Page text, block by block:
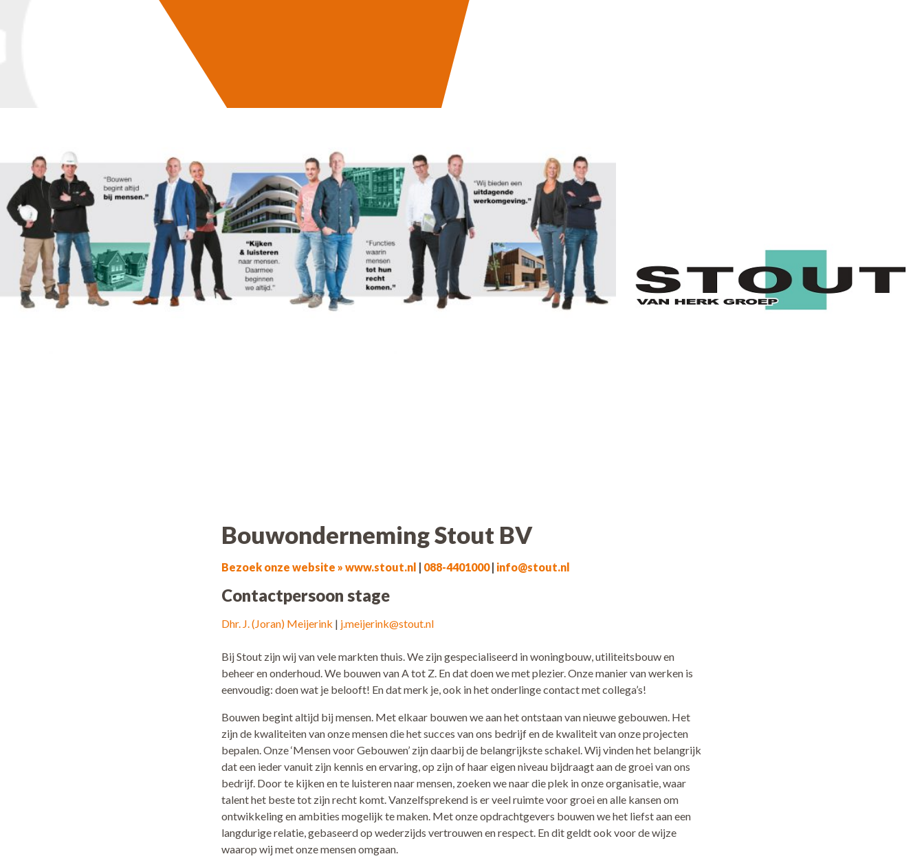
Bouwonderneming Stout BV
Bezoek onze website » www.stout.nl | 088-4401000| info@stout.nl
Contactpersoon stage
Dhr. J. (Joran) Meijerink | j.meijerink@stout.nl
Bij Stout zijn wij van vele markten thuis. We zijn gespecialiseerd in woningbouw, utiliteitsbouw en
beheer en onderhoud. We bouwen van A tot Z. En dat doen we met plezier. Onze manier van werken is
eenvoudig: doen wat je belooft! En dat merk je, ook in het onderlinge contact met collega’s!
Bouwen begint altijd bij mensen. Met elkaar bouwen we aan het ontstaan van nieuwe gebouwen. Het
zijn de kwaliteiten van onze mensen die het succes van ons bedrijf en de kwaliteit van onze projecten
bepalen. Onze ‘Mensen voor Gebouwen’ zijn daarbij de belangrijkste schakel. Wij vinden het belangrijk
dat een ieder vanuit zijn kennis en ervaring, op zijn of haar eigen niveau bijdraagt aan de groei van ons
bedrijf. Door te kijken en te luisteren naar mensen, zoeken we naar die plek in onze organisatie, waar
talent het beste tot zijn recht komt. Vanzelfsprekend is er veel ruimte voor groei en alle kansen om
ontwikkeling en ambities mogelijk te maken. Met onze opdrachtgevers bouwen we het liefst aan een
langdurige relatie, gebaseerd op wederzijds vertrouwen en respect. En dit geldt ook voor de wijze
waarop wij met onze mensen omgaan.